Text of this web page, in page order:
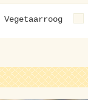
Vegetaarroog